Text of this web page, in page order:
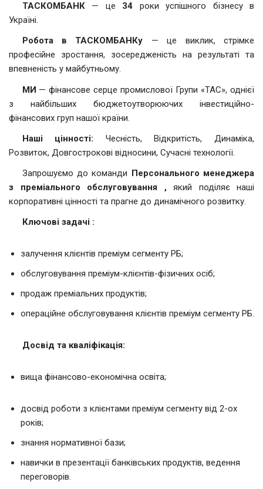
ТАСКОМБАНК— це 34 роки успішного бізнесу в
Україні.
Робота в ТАСКОМБАНКу — це виклик, стрімке
професійне зростання, зосередженість на результаті та
впевненість у майбутньому.
МИ — фінансове серце промислової Групи «ТАС», однієї
з найбільших бюджетоутворюючих інвестиційно-
фінансових груп нашої країни.
Наші цінності: Чесність, Відкритість, Динаміка,
Розвиток, Довгострокові відносини, Сучасні технології.
Запрошуємо до команди Персонального менеджера
з преміального обслуговування ,який поділяє наші
корпоративні цінності та прагне до динамічного розвитку.
Ключові задачі :
залучення клієнтів преміум сегменту РБ;
обслуговування преміум-клієнтів-фізичних осіб;
продаж преміальних продуктів;
операційне обслуговування клієнтів преміум сегменту РБ.
Досвід та кваліфікація:
вища фінансово-економічна освіта;
досвід роботи з клієнтами преміум сегменту від 2-ох
років;
знання нормативної бази;
навички в презентації банківських продуктів, ведення
переговорів.